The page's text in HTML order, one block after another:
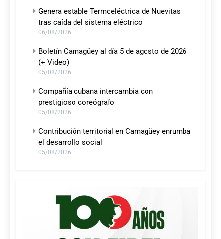
Genera estable Termoeléctrica de Nuevitas
tras caída del sistema eléctrico
06/08/2026
Boletín Camagüey al día 5 de agosto de 2026
(+ Video)
05/08/2026
Compañía cubana intercambia con
prestigioso coreógrafo
05/08/2026
Contribución territorial en Camagüey enrumba
el desarrollo social
05/08/2026